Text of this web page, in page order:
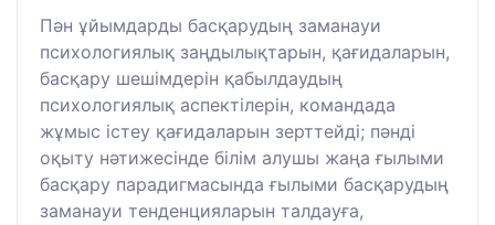
Пән ұйымдарды басқарудың заманауи
психологиялық заңдылықтарын, қағидаларын,
басқару шешімдерін қабылдаудың
психологиялық аспектілерін, командада
жұмыс істеу қағидаларын зерттейді; пәнді
оқыту нәтижесінде білім алушы жаңа ғылыми
басқару парадигмасында ғылыми басқарудың
заманауи тенденцияларын талдауға,